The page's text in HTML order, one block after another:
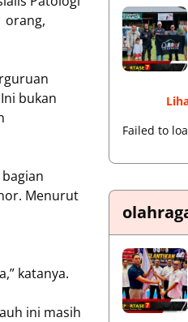
orang,
bukan
Menurut
katanya.
ini masih
Failed to